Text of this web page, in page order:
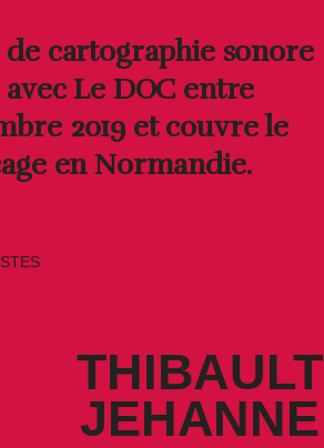
cartographie sonore
Le DOC entre
2019 et couvre le
en Normandie.
THIBAULT
JEHANNE